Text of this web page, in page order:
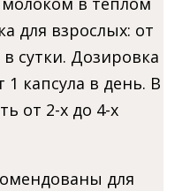
для взрослых: от
сутки. Дозировка
1 капсула в день. В
от 2-х до 4-х
для